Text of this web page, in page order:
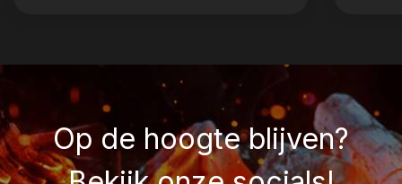
Op de hoogte blijven?